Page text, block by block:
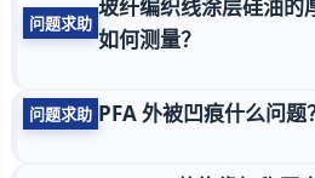
问题求助
玻纤编织线涂层硅油的
如何测量？
问题求助 PFA 外被凹痕什么问题